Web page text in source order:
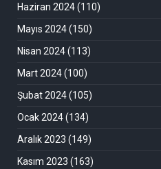
Haziran 2024(110)
Mayıs 2024(150)
Nisan 2024(113)
Mart 2024(100)
Şubat 2024(105)
Ocak 2024(134)
Aralık 2023 (149)
Kasım 2023 (163)